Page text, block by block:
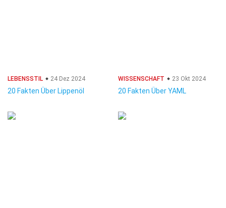
LEBENSSTIL 24 Dez 2024
20 Fakten Über Lippenöl
WISSENSCHAFT 23 Okt 2024
20 Fakten Über YAML